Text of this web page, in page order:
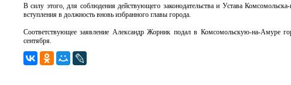
В силу этого, для соблюдения действующего законодательства и Устава
вступления в должность вновь избранного главы города.
Соответствующее заявление Александр Жорник подал в Комсомольскую-на-Амуре
сентября.